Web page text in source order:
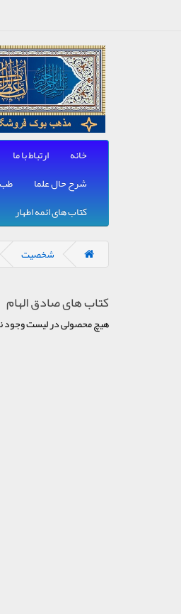
خانه ارتباط با ما
شرح حال علما
طب
کتاب های ائمه اطهار
شخصیت
کتاب های صادق الهام
هیچ محصولی در لیست وجود